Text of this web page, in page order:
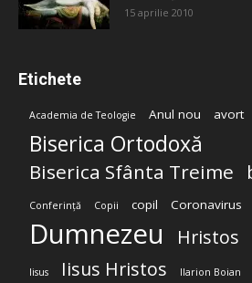
15 aprilie 2010
Etichete
Academia de Teologie Anul nou avort
Biserica Ortodoxă
Biserica Sfânta Treime
Conferință Copii copil Coronavirus
Dumnezeu Hristos
Iisus Iisus Hristos Ilarion Boian